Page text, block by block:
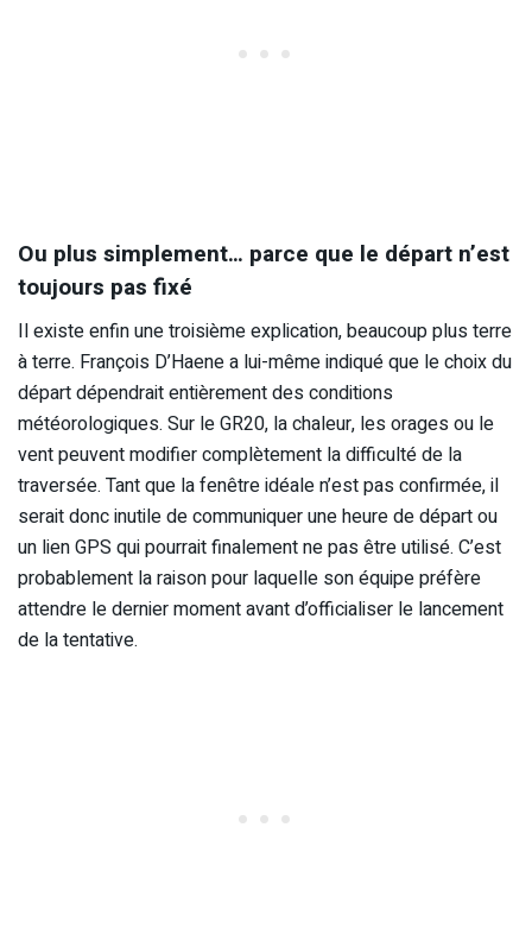
Ou plus simplement… parce que le départ n’est
toujours pas fixé
Il existe enfin une troisième explication, beaucoup plus terre
à terre. François D’Haene a lui-même indiqué que le choix du
départ dépendrait entièrement des conditions
météorologiques. Sur le GR20, la chaleur, les orages ou le
vent peuvent modifier complètement la difficulté de la
traversée. Tant que la fenêtre idéale n’est pas confirmée, il
serait donc inutile de communiquer une heure de départ ou
un lien GPS qui pourrait finalement ne pas être utilisé. C’est
probablement la raison pour laquelle son équipe préfère
attendre le dernier moment avant d’officialiser le lancement
de la tentative.